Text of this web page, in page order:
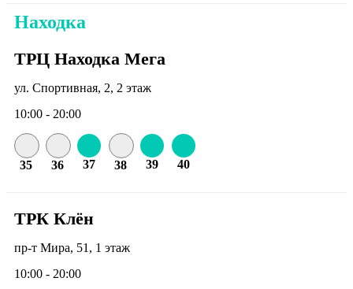
Находка
ТРЦ Находка Мега
ул. Спортивная, 2, 2 этаж
10:00 - 20:00
35 36 37 38 39 40
ТРК Клён
пр-т Мира, 51, 1 этаж
10:00 - 20:00